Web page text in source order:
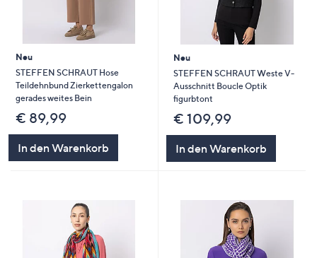
Neu
STEFFEN SCHRAUT Hose
Teildehnbund Zierkettengalon
gerades weites Bein
€ 89,99
In den Warenkorb
Neu
STEFFEN SCHRAUT Weste V-
Ausschnitt Boucle Optik
figurbtont
€ 109,99
In den Warenkorb